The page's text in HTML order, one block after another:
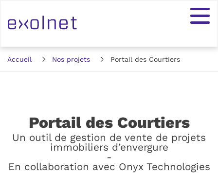
Accueil Nos projets Portail des Courtiers
Portail des Courtiers:
Un outil de gestion de vente de projets
immobiliers d’envergure
-
En collaboration avec Onyx Technologies